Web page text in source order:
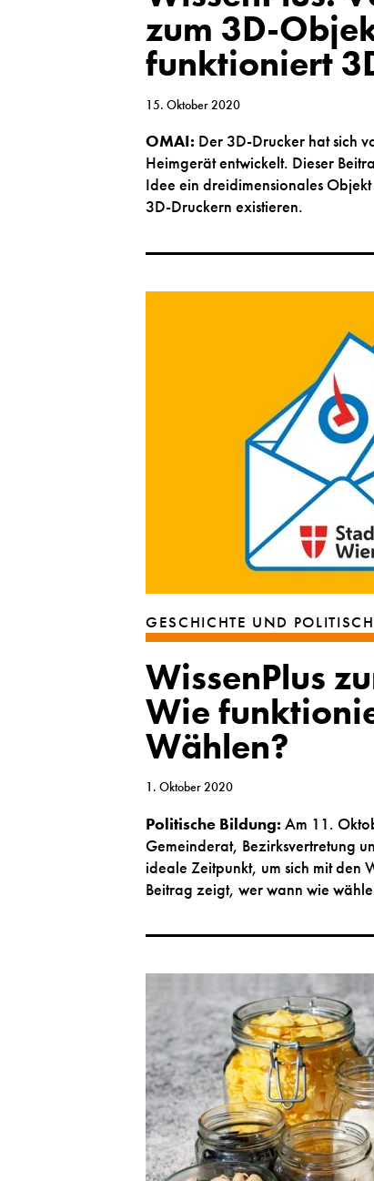
zum 3D-
funktioniert
15. Oktober 2020
OMAI: Der 3D-Drucker hat sich
Heimgerät entwickelt. Dieser
Idee ein dreidimensionales
3D-Druckern existieren.
GESCHICHTE UND
WissenPlus
Wie
Wählen?
1. Oktober 2020
Politische Bildung: Am 11.
Gemeinderat, Bezirksvertretung
ideale Zeitpunkt, um sich mit den
Beitrag zeigt, wer wann wie